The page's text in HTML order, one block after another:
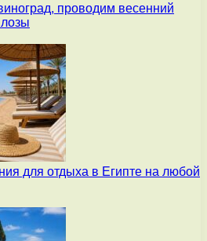
проводим весенний
для отдыха в Египте на любой